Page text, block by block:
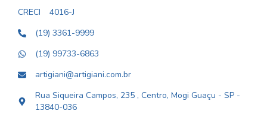
CRECI
4016-J
(19) 3361-9999
(19) 99733-6863
artigiani@artigiani.com.br
Rua Siqueira Campos, 235 , Centro, Mogi Guaçu - SP -
13840-036